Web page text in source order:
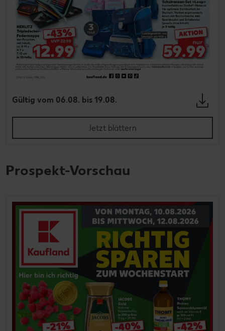
Gültig vom 06.08. bis 19.08.
Jetzt blättern
Prospekt-Vorschau